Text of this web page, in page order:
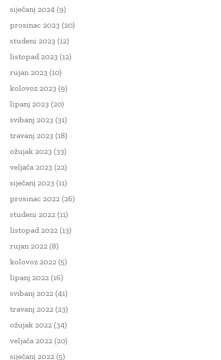
siječanj 2024 (9)
prosinac 2023 (20)
studeni 2023 (12)
listopad 2023 (12)
rujan 2023 (10)
kolovoz 2023 (9)
lipanj 2023 (20)
svibanj 2023 (31)
travanj 2023 (18)
ožujak 2023 (33)
veljača 2023 (22)
siječanj 2023 (11)
prosinac 2022 (26)
studeni 2022 (11)
listopad 2022 (13)
rujan 2022 (8)
kolovoz 2022 (5)
lipanj 2022 (16)
svibanj 2022 (41)
travanj 2022 (23)
ožujak 2022 (34)
veljača 2022 (20)
siječanj 2022 (5)